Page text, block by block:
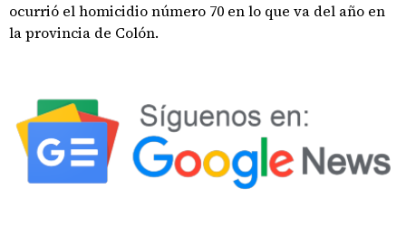
ocurrió el homicidio número 70 en lo que va del año en
la provincia de Colón.